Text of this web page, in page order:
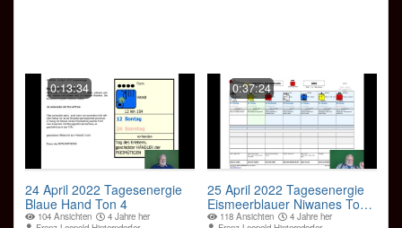
0:13:34
24 April 2022 Tagesenergie
Blaue Hand Ton 4
104 Ansichten
4 Jahre her
0:37:24
25 April 2022 Tagesenergie
Eismeerblauer Niwanes Ton
10118 Ansichten
4 Jahre her